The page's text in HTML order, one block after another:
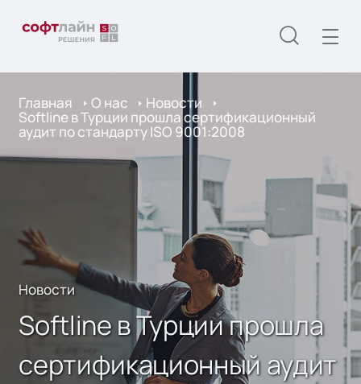
Главная О нас Новости
Softline в Турции прошла сертификационный
аудит по стандарту ISO 9001:2008
Новости
Softline в Турции прошла
сертификационный аудит